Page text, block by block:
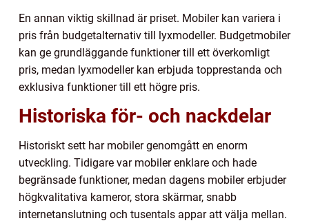
En annan viktig skillnad är priset. Mobiler kan variera i
pris från budgetalternativ till lyxmodeller. Budgetmobiler
kan ge grundläggande funktioner till ett överkomligt
pris, medan lyxmodeller kan erbjuda topprestanda och
exklusiva funktioner till ett högre pris.
Historiska för- och nackdelar
Historiskt sett har mobiler genomgått en enorm
utveckling. Tidigare var mobiler enklare och hade
begränsade funktioner, medan dagens mobiler erbjuder
högkvalitativa kameror, stora skärmar, snabb
internetanslutning och tusentals appar att välja mellan.